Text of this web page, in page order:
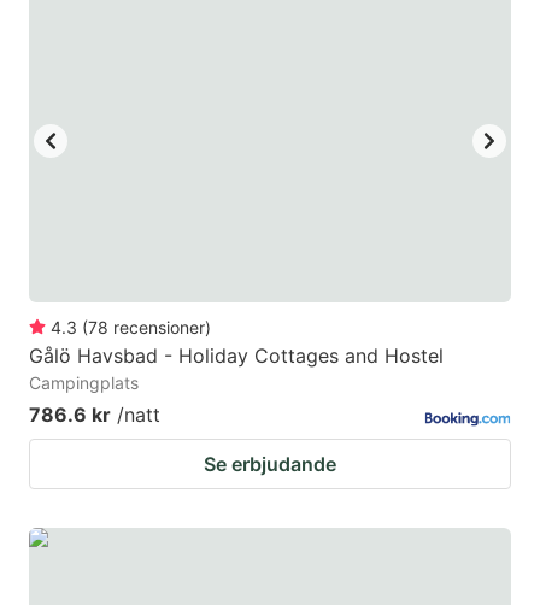
changing
dates.
dates.
4.3 (78 recensioner)
Gålö Havsbad - Holiday Cottages and Hostel
Campingplats
786.6 kr /natt
Se erbjudande